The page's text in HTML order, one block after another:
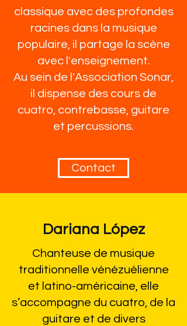
classique avec des profondes
racines dans la musique
populaire, il partage la scène
avec l'enseignement.
Au sein de l'Association Sonar,
il dispense des cours de
cuatro, contrebasse, guitare
et percussions.
Contact
Dariana López
Chanteuse de musique
traditionnelle vénézuélienne
et latino-américaine, elle
s’accompagne du cuatro, de la
guitare et de divers